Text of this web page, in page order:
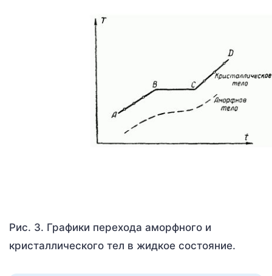
Рис. 3. Графики перехода аморфного и
кристаллического тел в жидкое состояние.